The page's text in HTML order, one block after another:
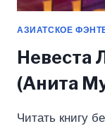
АЗИАТСКОЕ
Невеста
(Анита
Читать книгу